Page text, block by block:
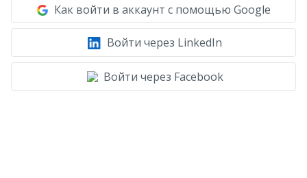
Как войти в аккаунт с помощью Google
Войти через LinkedIn
Войти через Facebook